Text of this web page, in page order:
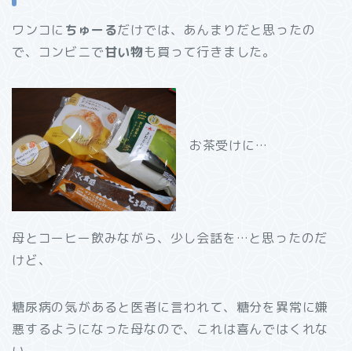
ワンコに ちゅーるだけでは、あんまりだと思ったの
で、コンビニで甘い物も買って行きました。
お茶受けに…
母とコーヒー飲みながら、少し会話を…と思ったのだ
けど、
糖尿病の気があると医者に言われて、糖分を異常に嫌
悪するようになった母なので、これは喜んではくれな